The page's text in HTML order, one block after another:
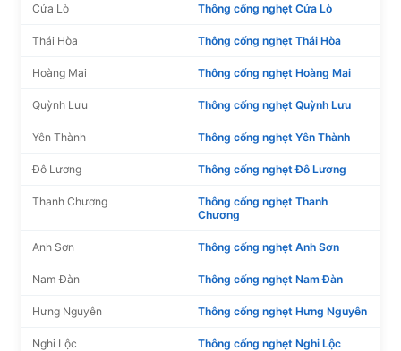
Cửa Lò Thông cống nghẹt Cửa Lò
Thái Hòa Thông cống nghẹt Thái Hòa
Hoàng Mai Thông cống nghẹt Hoàng Mai
Quỳnh Lưu Thông cống nghẹt Quỳnh Lưu
Yên Thành Thông cống nghẹt Yên Thành
Đô Lương Thông cống nghẹt Đô Lương
Thanh Chương
Thông cống nghẹt Thanh
Chương
Anh Sơn Thông cống nghẹt Anh Sơn
Nam Đàn Thông cống nghẹt Nam Đàn
Hưng Nguyên Thông cống nghẹt Hưng Nguyên
Nghi Lộc Thông cống nghẹt Nghi Lộc